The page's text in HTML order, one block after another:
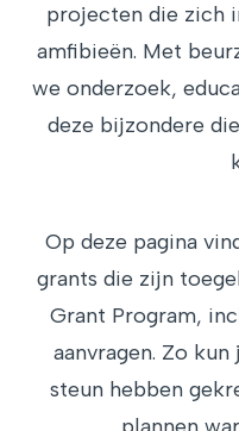
projecten die zich
amfibieën. Met
we onderzoek,
deze bijzondere
Op deze pagina
grants die zijn
Grant Program,
aanvragen. Zo
steun hebben